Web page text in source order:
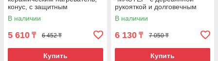
конус, с защитным
колпачком, 2-к рукояткой,
Ceramic PRO
В наличии
5 610 ₸ 6 452 ₸
Купить
рукояткой и долговечным
жалом, форма клин, 80Вт
В наличии
6 130 ₸ 7 050 ₸
Купить